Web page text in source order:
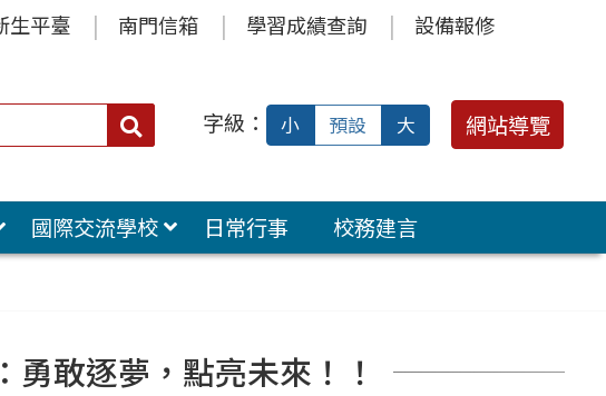
生平臺 南門信箱 學習成績查詢 設備報修
搜
字級： 小 預設 大 網站導覽
國際交流學校 日常行事
校務建言
敢逐夢，點亮未來！！